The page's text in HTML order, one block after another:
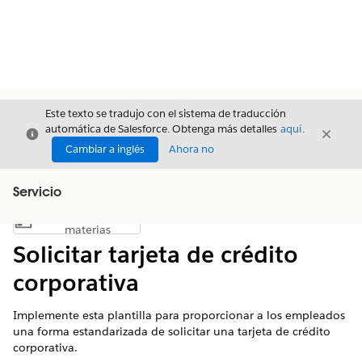
Cerrar
Este texto se tradujo con el sistema de traducción
automática de Salesforce. Obtenga más detalles aquí.
Cambiar a inglés
Ahora no
Cerrar
Servicio
Mostrar índice de materias
materias
Solicitar tarjeta de crédito
corporativa
Implemente esta plantilla para proporcionar a los empleados
una forma estandarizada de solicitar una tarjeta de crédito
corporativa.